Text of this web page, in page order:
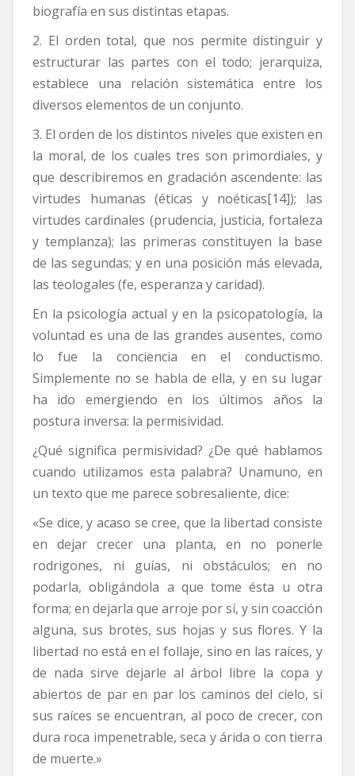
biografía en sus distintas etapas.
2. El orden total, que nos permite distinguir y
estructurar las partes con el todo; jerarquiza,
establece una relación sistemática entre los
diversos elementos de un conjunto.
3. El orden de los distintos niveles que existen en
la moral, de los cuales tres son primordiales, y
que describiremos en gradación ascendente: las
virtudes humanas (éticas y noéticas[14]); las
virtudes cardinales (prudencia, justicia, fortaleza
y templanza); las primeras constituyen la base
de las segundas; y en una posición más elevada,
las teologales (fe, esperanza y caridad).
En la psicología actual y en la psicopatología, la
voluntad es una de las grandes ausentes, como
lo fue la conciencia en el conductismo.
Simplemente no se habla de ella, y en su lugar
ha ido emergiendo en los últimos años la
postura inversa: la permisividad.
¿Qué significa permisividad? ¿De qué hablamos
cuando utilizamos esta palabra? Unamuno, en
un texto que me parece sobresaliente, dice:
«Se dice, y acaso se cree, que la libertad consiste
en dejar crecer una planta, en no ponerle
rodrigones, ni guías, ni obstáculos; en no
podarla, obligándola a que tome ésta u otra
forma; en dejarla que arroje por sí, y sin coacción
alguna, sus brotes, sus hojas y sus flores. Y la
libertad no está en el follaje, sino en las raíces, y
de nada sirve dejarle al árbol libre la copa y
abiertos de par en par los caminos del cielo, si
sus raíces se encuentran, al poco de crecer, con
dura roca impenetrable, seca y árida o con tierra
de muerte.»